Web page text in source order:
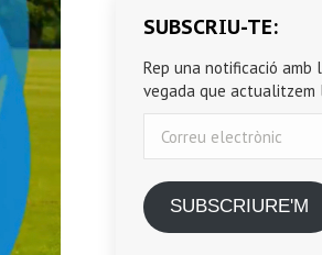
SUBSCRIU-TE:
Rep una notificació
vegada que actualitzem
electrònic
SUBSCRIURE'M